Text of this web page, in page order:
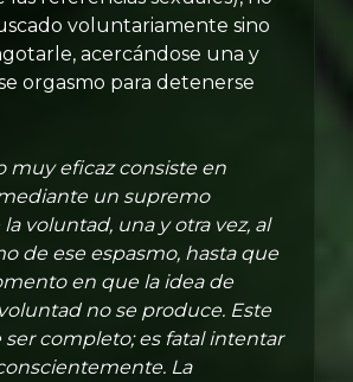
voluntariamente sino
acercándose una y
orgasmo para detenerse
muy eficaz consiste en
un supremo
voluntad, una y otra vez, al
de ese espasmo, hasta que
en que la idea de
no se produce. Este
completo; es fatal intentar
La